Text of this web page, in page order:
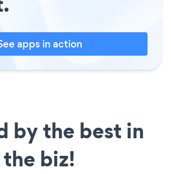
apps in action
by the best in
the biz!